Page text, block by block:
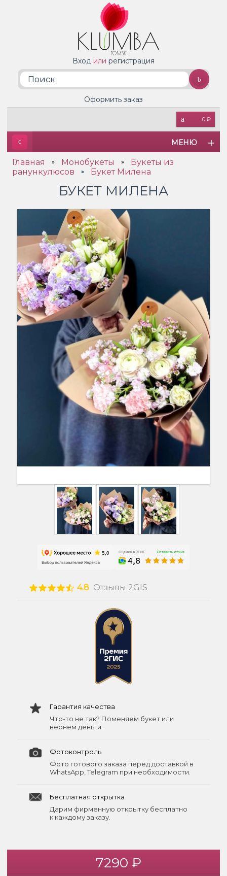
Вход или регистрация
0 ₽
Оформить заказ
МЕНЮ
Главная » Монобукеты »
Букеты из
ранункулюсов
» Букет Милена
БУКЕТ МИЛЕНА
4.8 Отзывы 2GIS
Гарантия качества
Что-то не так? Поменяем букет или
вернём деньги.
Фотоконтроль
Фото готового заказа перед доставкой в
WhatsApp, Telegram при необходимости.
Бесплатная открытка
Дарим фирменную открытку бесплатно
к каждому заказу.
7290 ₽